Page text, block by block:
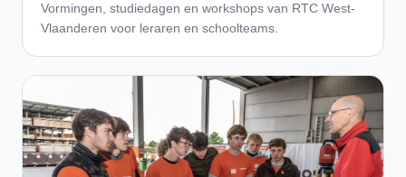
Vormingen, studiedagen en workshops van RTC West-
Vlaanderen voor leraren en schoolteams.